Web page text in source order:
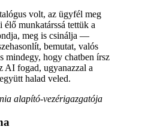
volt, az ügyfél meg
munkatárssá tettük a
meg is csinálja —
bemutat, valós
mindegy, hogy chatben írsz
AI fogad, ugyanazzal a
halad veled.
alapító-vezérigazgatója